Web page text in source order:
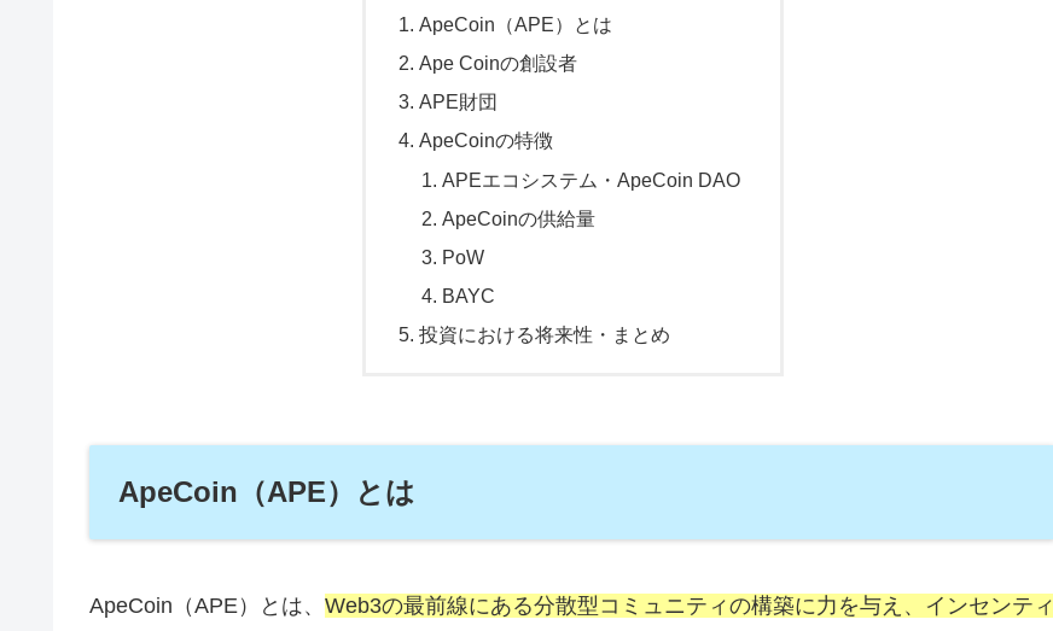
ApeCoin（APE）とは
Ape Coinの創設者
APE財団
ApeCoinの特徴
APEエコシステム・ApeCoin DAO
ApeCoinの供給量
PoW
BAYC
投資における将来性・まとめ
ApeCoin（APE）とは
ApeCoin（APE）とは、 Web3の最前線にある分散型コミュニティの構築に力を与え、インセンティ